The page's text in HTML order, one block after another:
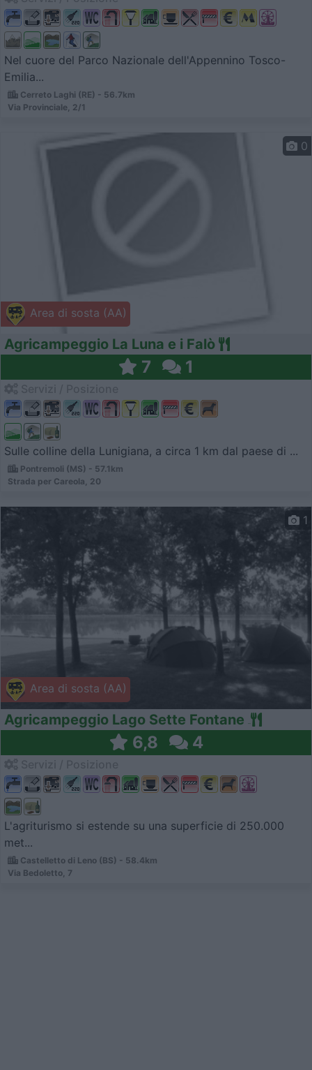
Nel cuore del Parco Nazionale dell'Appennino Tosco-
Emilia...
Cerreto Laghi (RE) - 56.7km
Via Provinciale, 2/1
Area di sosta (AA)
0
Agricampeggio La Luna e i Falò
7 1
Sulle colline della Lunigiana, a circa 1 km dal paese di ...
Pontremoli (MS) - 57.1km
Strada per Careola, 20
Area di sosta (AA)
1
Agricampeggio Lago Sette Fontane
6,8 4
L'agriturismo si estende su una superficie di 250.000
met...
Castelletto di Leno (BS) - 58.4km
Via Bedoletto, 7